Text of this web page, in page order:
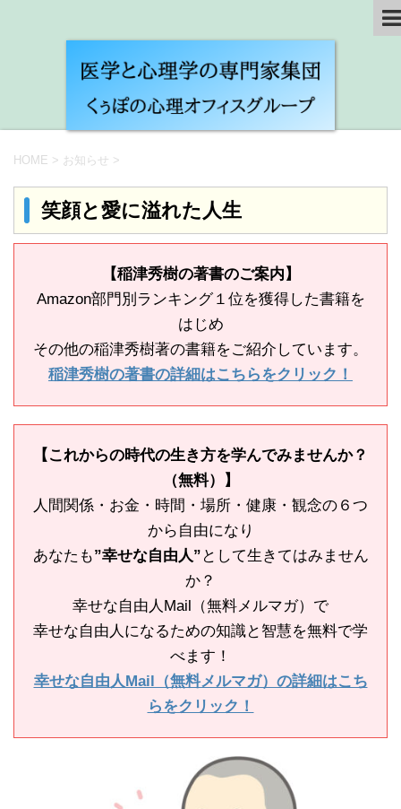
HOME > お知らせ >
笑顔と愛に溢れた人生
【稲津秀樹の著書のご案内】
Amazon部門別ランキング１位を獲得した書籍を
はじめ
その他の稲津秀樹著の書籍をご紹介しています。
稲津秀樹の著書の詳細はこちらをクリック！
【これからの時代の生き方を学んでみませんか？
（無料）】
人間関係・お金・時間・場所・健康・観念の６つ
から自由になり
あなたも”幸せな自由人” として生きてはみません
か？
幸せな自由人Mail（無料メルマガ）で
幸せな自由人になるための知識と智慧を無料で学
べます！
幸せな自由人Mail（無料メルマガ）の詳細はこち
らをクリック！